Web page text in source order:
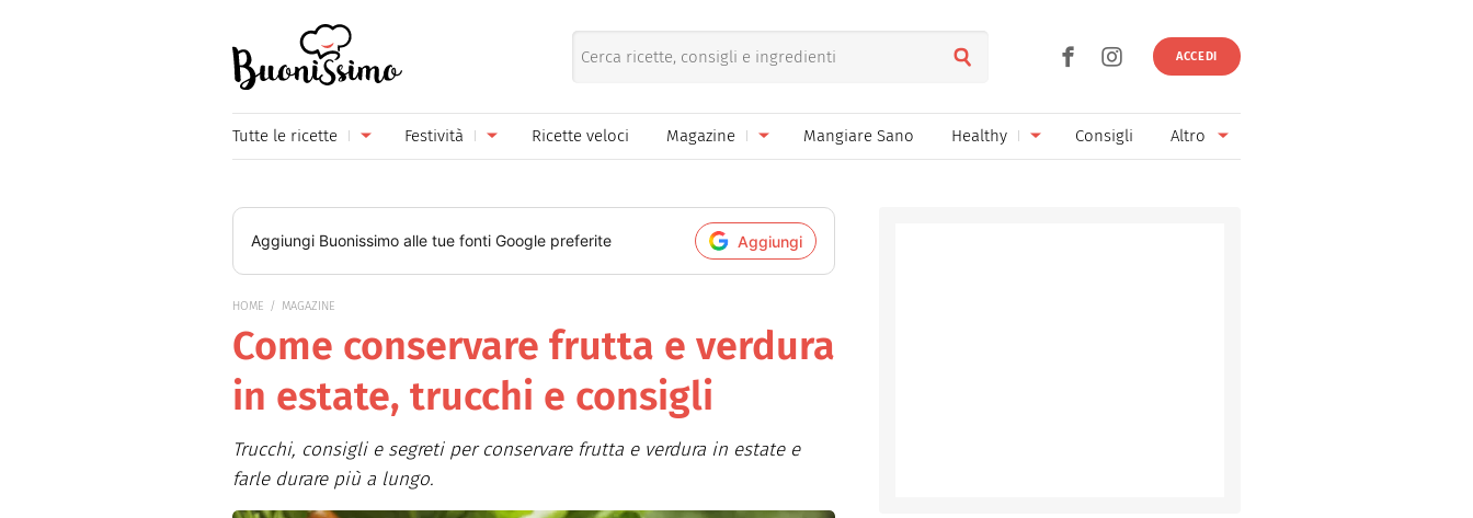
ACCEDI
Tutte le ricette
Primi piatti Pane pizza focacce
Secondi piatti Salse e sughi
Marmellate e confetture
Formaggi Ricette di base
Frutta Bevande
Festività
Carnevale
Festa della Donna
Festa della Mamma
Halloween
Natale
Ricette veloci Magazine Mangiare Sano Healthy Consigli Altro
Aggiungi Buonissimo alle tue fonti Google preferite Aggiungi
HOME MAGAZINE
Come conservare frutta e verdura
in estate, trucchi e consigli
Trucchi, consigli e segreti per conservare frutta e verdura in estate e
farle durare più a lungo.